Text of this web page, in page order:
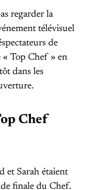
regarder la
télévisuel
de
« Top Chef » en
dans les
Chef
et Sarah étaient
finale du Chef.